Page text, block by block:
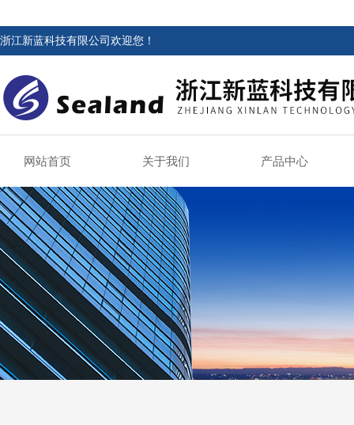
浙江新蓝科技有限公司欢迎您！
网站首页 关于我们 产品中心